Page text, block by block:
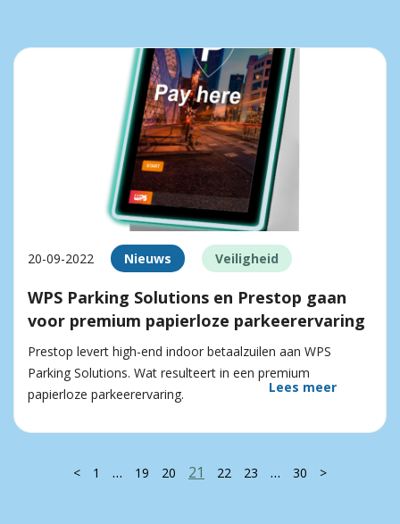
20-09-2022 Nieuws Veiligheid
WPS Parking Solutions en Prestop gaan
voor premium papierloze parkeerervaring
Prestop levert high-end indoor betaalzuilen aan WPS
Parking Solutions. Wat resulteert in een premium
papierloze parkeerervaring.
Lees meer
< 1 … 19 20 21 22 23 … 30 >